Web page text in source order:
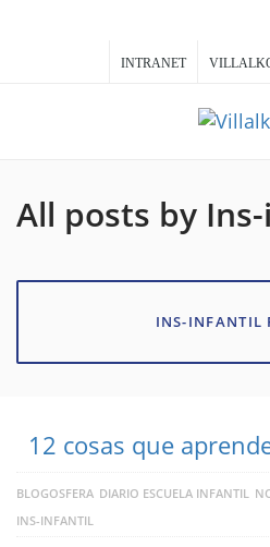
INTRANET
All posts by
INS-INFANTIL
12 cosas que
BLOGOSFERA DIARIO ESCUELA INFANTIL
INS-INFANTIL